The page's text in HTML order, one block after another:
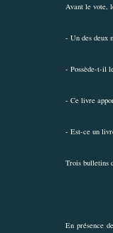
Avant le vote,
- Un des deux
- Possède-t-il
- Ce livre
- Est-ce un
Trois bulletins
En présence